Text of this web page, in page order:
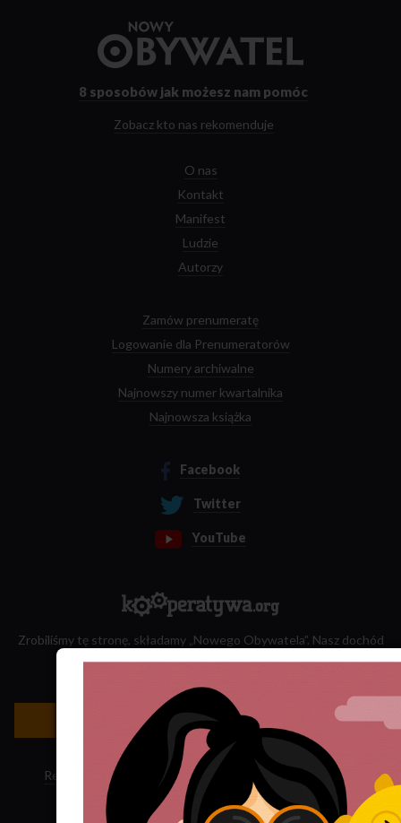
strony
8 sposobów jak możesz nam pomóc
Zobacz kto nas rekomenduje
O nas
Kontakt
Manifest
Ludzie
Autorzy
Zamów prenumeratę
Logowanie dla Prenumeratorów
Numery archiwalne
Najnowszy numer kwartalnika
Najnowsza książka
Facebook
Twitter
YouTube
Zrobiliśmy tę stronę, składamy „Nowego Obywatela”. Nasz dochód
Newsletter »
Regulamin sklepu Polityka ciasteczek · Subskrypcja RSS